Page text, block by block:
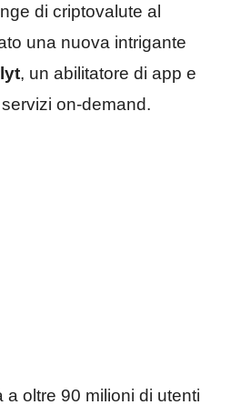
di criptovalute al
una nuova intrigante
, un abilitatore di app e
on-demand.
a oltre 90 milioni di utenti